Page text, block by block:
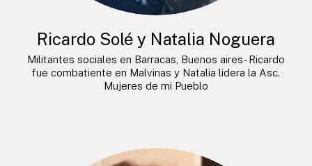
Ricardo Solé y Natalia Noguera
Militantes sociales en Barracas, Buenos aires- Ricardo
fue combatiente en Malvinas y Natalia lidera la Asc.
Mujeres de mi Pueblo